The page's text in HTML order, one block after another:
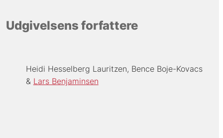
Udgivelsens forfattere
Heidi Hesselberg Lauritzen Bence Boje-Kovacs
Lars Benjaminsen